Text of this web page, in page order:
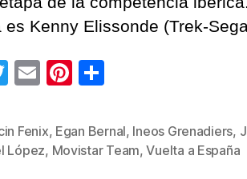
es Kenny Elissonde (Trek-
T
tt
er
E
ail
Pi
er
e
m
p
Fenix, Egan Bernal, Ineos Grenadiers,
López, Movistar Team,Vuelta a España